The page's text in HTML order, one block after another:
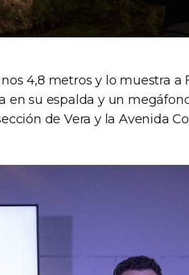
4,8 metros y lo muestra a
en su espalda y un
de Vera y la Avenida